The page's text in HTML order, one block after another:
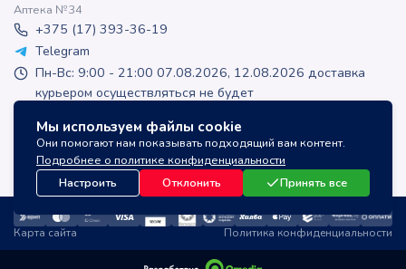
Мы используем файлы cookie
Они помогают нам показывать подходящий вам контент.
Подробнее о политике конфиденциальности
Настроить
Отклонить Принять все
Аптека №34
+375 (17) 393-36-19
Telegram
Пн-Вс: 9:00 - 21:00 07.08.2026, 12.08.2026 доставка
курьером осуществляться не будет
inlek_apteka
inlek_apteka
Карта сайта Политика конфиденциальности